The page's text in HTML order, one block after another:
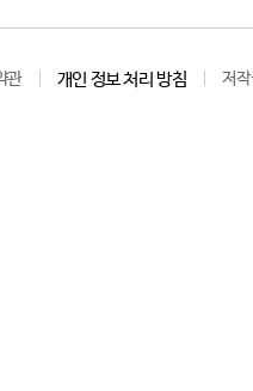
관 개인 정보 처리 방침 저